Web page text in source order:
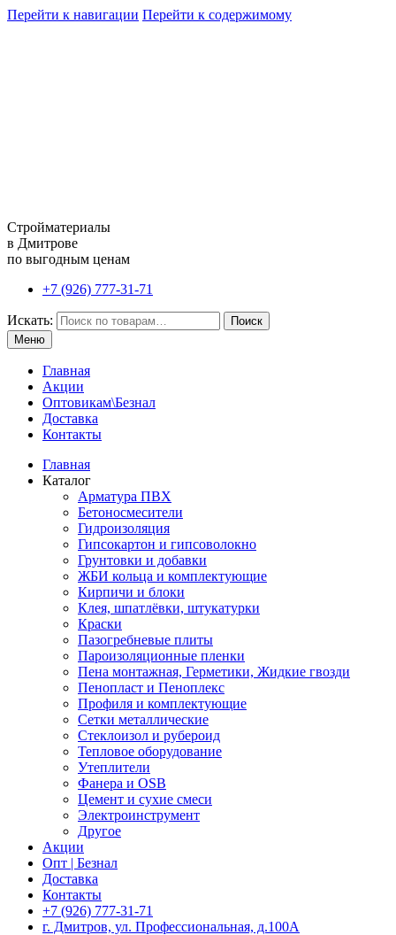
Перейти к навигации Перейти к содержимому
Стройматериалы
в Дмитрове
по выгодным ценам
+7 (926) 777-31-71
Искать:
Поиск
Меню
Главная
Акции
Оптовикам\Безнал
Доставка
Контакты
Главная
Каталог
Арматура ПВХ
Бетоносмесители
Гидроизоляция
Гипсокартон и гипсоволокно
Грунтовки и добавки
ЖБИ кольца и комплектующие
Кирпичи и блоки
Клея, шпатлёвки, штукатурки
Краски
Пазогребневые плиты
Пароизоляционные пленки
Пена монтажная, Герметики, Жидкие гвозди
Пенопласт и Пеноплекс
Профиля и комплектующие
Сетки металлические
Стеклоизол и рубероид
Тепловое оборудование
Утеплители
Фанера и OSB
Цемент и сухие смеси
Электроинструмент
Другое
Акции
Опт | Безнал
Доставка
Контакты
+7 (926) 777-31-71
г. Дмитров, ул. Профессиональная, д.100А